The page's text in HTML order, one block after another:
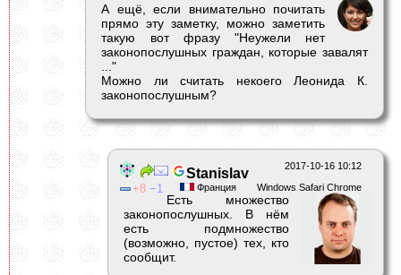
А ещё, если внимательно почитать
прямо эту заметку, можно заметить
такую вот фразу "Неужели нет
законопослушных граждан, которые завалят
..."
Можно ли считать некоего Леонида К.
законопослушным?
2017-10-16 10:12
Windows Safari Chrome
Франция
8 1
Stanislav
Есть множество
законопослушных. В нём
есть подмножество
(возможно, пустое) тех, кто
сообщит.